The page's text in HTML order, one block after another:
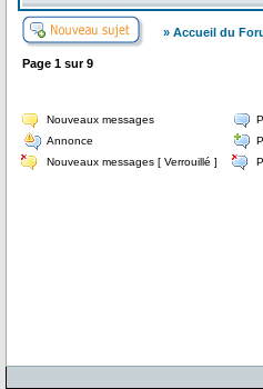
» Accueil du
Page 1 sur9
Nouveaux messages
Annonce
Nouveaux messages [ Verrouillé ]